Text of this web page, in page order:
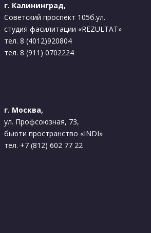
г. Калининград,
Советский проспект 105б.ул.
студия фасилитации «REZULTAT»
тел. 8 (4012)920804
тел. 8 (911) 0702224
г. Москва,
ул. Профсоюзная, 73,
бьюти пространство «INDI»
тел. +7 (812) 602 77 22